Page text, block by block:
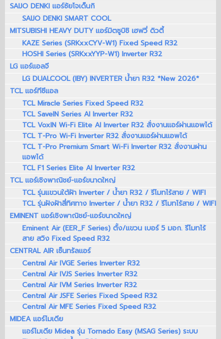
SAIJO DENKI แอร์ซัยโจเด็นกิ
SAIJO DENKI SMART COOL
MITSUBISHI HEAVY DUTY แอร์มิตซูบิชิ เฮฟวี่ ดิวตี้
KAZE Series (SRKxxCYV-W1) Fixed Speed R32
HOSHI Series (SRKxxYYP-W1) Inverter R32
LG แอร์แอลจี
LG DUALCOOL (IBY) INVERTER น้ำยา R32 *New 2026*
TCL แอร์ทีซีแอล
TCL Miracle Series Fixed Speed R32
TCL SaveIN Series AI Inverter R32
TCL VoxIN Wi-Fi Elite AI Inverter R32 สั่งงานแอร์ผ่านแอพได้
TCL T-Pro Wi-Fi Inverter R32 สั่งงานแอร์ผ่านแอพได้
TCL T-Pro Premium Smart Wi-Fi Inverter R32 สั่งงานผ่าน
แอพได้
TCL F1 Series Elite AI Inverter R32
TCL แอร์เชิงพาณิชย์-แอร์ขนาดใหญ่
TCL รุ่นแขวนใต้ฝ้า Inverter / น้ำยา R32 / รีโมทไร้สาย / WIFI
TCL รุ่นฝังฝ้าสี่ทิศทาง Inverter / น้ำยา R32 / รีโมทไร้สาย / WIFI
EMINENT แอร์เชิงพาณิชย์-แอร์ขนาดใหญ่
Eminent Air (EER_F Series) ตั้ง/แขวน เบอร์ 5 มอก. รีโมทไร้
สาย สวิง Fixed Speed R32
CENTRAL AIR เซ็นทรัลแอร์
Central Air IVGE Series Inverter R32
Central Air IVJS Series Inverter R32
Central Air IVM Series Inverter R32
Central Air JSFE Series Fixed Speed R32
Central Air MFE Series Fixed Speed R32
MIDEA แอร์ไมเดีย
แอร์ไมเดีย Midea รุ่น Tornado Easy (MSAG Series) ระบบ